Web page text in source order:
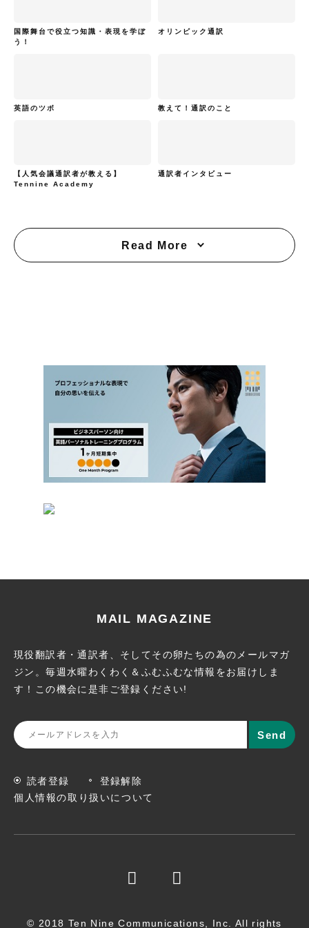
国際舞台で役立つ知識・表現を学ぼ
う！
オリンピック通訳
英語のツボ 教えて！通訳のこと
【人気会議通訳者が教える】
Tennine Academy
通訳者インタビュー
Read More
MAIL MAGAZINE
現役翻訳者・通訳者、そしてその卵たちの為のメールマガ
ジン。毎週水曜わくわく＆ふむふむな情報をお届けしま
す！この機会に 是非ご登録ください!
読者登録
登録解除
個人情報の取り扱いについて
© 2018 Ten Nine Communications, Inc. All rights